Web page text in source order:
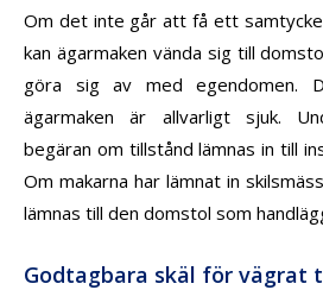
Om det inte går att få ett
kan ägarmaken vända sig till
göra sig av med egendomen.
ägarmaken är allvarligt sjuk.
begäran om tillstånd lämnas in till
Om makarna har lämnat in
lämnas till den domstol som
Godtagbara skäl för vägrat